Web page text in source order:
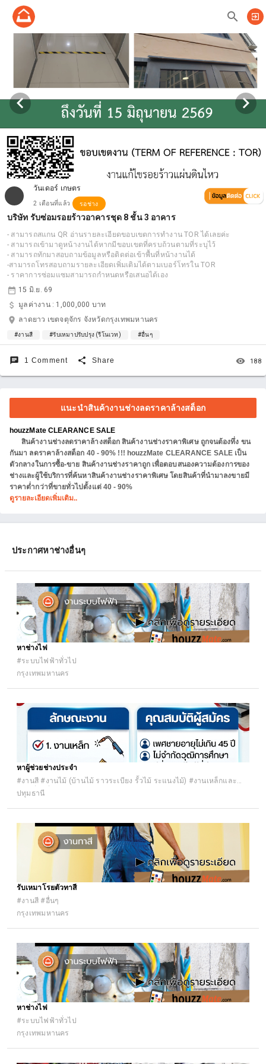
search exit_to_app
วันเดอร์ เกษตร
2 เดือนที่แล้ว รอช่าง
บริษัท รับซ่อมรอยร้าวอาคารชุด 8 ชั้น 3 อาคาร
- สามารถสแกน QR อ่านรายละเอียดขอบเขตการทำงาน TOR ได้เลยค่ะ
- สามารถเข้ามาดูหน้างานได้หากมีขอบเขตที่ครบถ้วนตามที่ระบุไว้
- สามารถทักมาสอบถามข้อมูลหรือติดต่อเข้าพื้นที่หน้างานได้
-สามารถโทรสอบถามรายละเอียดเพิ่มเติมได้ตามเบอร์โทรใน TOR
- ราคาการซ่อมแซมสามารถกำหนดหรือเสนอได้เอง
date_range 15 มิ.ย. 69
attach_money มูลค่างาน : 1,000,000 บาท
location_on ลาดยาว เขตจตุจักร จังหวัดกรุงเทพมหานคร
#งานสี #รับเหมาปรับปรุง (รีโนเวท) #อื่นๆ
chat 1 Comment share Share remove_red_eye 188
แนะนำสินค้างานช่างลดราคาล้างสต็อก
houzzMate CLEARANCE SALE
สินค้างานช่างลดราคาล้างสต็อก สินค้างานช่างราคาพิเศษ ถูกจนต้องทึ่ง ขน
กันมา ลดราคาล้างสต็อก 40 - 90% !!! houzzMate CLEARANCE SALE เป็น
ตัวกลางในการซื้อ-ขาย สินค้างานช่างราคาถูก เพื่อตอบสนองความต้องการของ
ช่างและผู้ใช้บริการที่ค้นหาสินค้างานช่างราคาพิเศษ โดยสินค้าที่นำมาลงขายมี
ราคาต่ำกว่าที่ขายทั่วไปตั้งแต่ 40 - 90%
ดูรายละเอียดเพิ่มเติม..
ประกาศหาช่างอื่นๆ
หาช่างไฟ
#ระบบไฟฟ้าทั่วไป
กรุงเทพมหานคร
หาผู้ช่วยช่างประจำ
#งานสี #งานไม้ (บ้านไม้ ราวระเบียง รั้วไม้ ระแนงไม้) #งานเหล็กและ
งานเชื่อมอื่นๆ #งานเฟอร์นิเจอร์และตกแต่งภายใน (เฟอร์นิเจอร์ ผ้าม่าน)
ปทุมธานี
รับเหมาโรยตัวทาสี
#งานสี #อื่นๆ
กรุงเทพมหานคร
หาช่างไฟ
#ระบบไฟฟ้าทั่วไป
กรุงเทพมหานคร